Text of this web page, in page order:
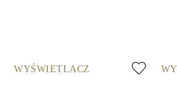
WYŚWIETLACZ